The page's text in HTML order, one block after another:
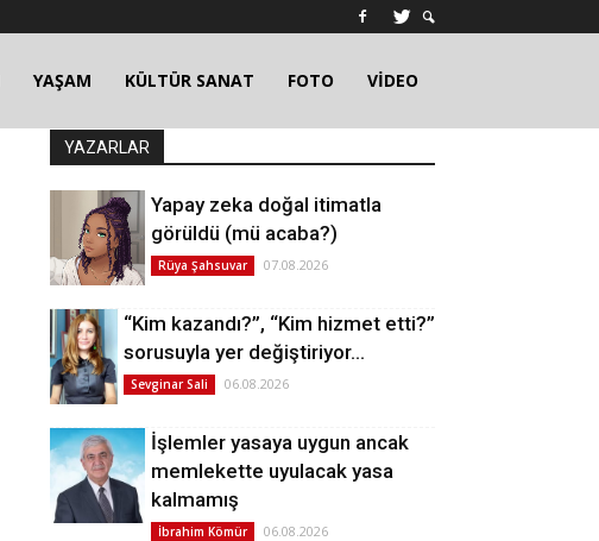
YAŞAM KÜLTÜR SANAT FOTO VİDEO
YAZARLAR
Yapay zeka doğal itimatla
görüldü (mü acaba?)
Rüya Şahsuvar 07.08.2026
“Kim kazandı?”, “Kim hizmet etti?”
sorusuyla yer değiştiriyor…
Sevginar Sali 06.08.2026
İşlemler yasaya uygun ancak
memlekette uyulacak yasa
kalmamış
İbrahim Kömür 06.08.2026